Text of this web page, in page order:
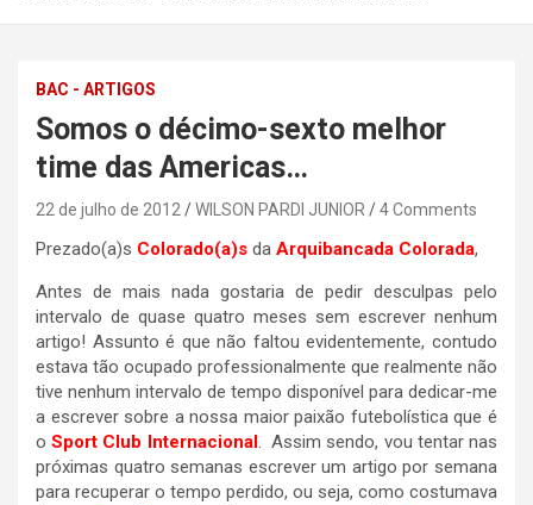
BAC - ARTIGOS
Somos o décimo-sexto melhor
time das Americas…
22 de julho de 2012 WILSON PARDI JUNIOR 4 Comments
Prezado(a)s Colorado(a)s da Arquibancada Colorada,
Antes de mais nada gostaria de pedir desculpas pelo
intervalo de quase quatro meses sem escrever nenhum
artigo! Assunto é que não faltou evidentemente, contudo
estava tão ocupado professionalmente que realmente não
tive nenhum intervalo de tempo disponível para dedicar-me
a escrever sobre a nossa maior paixão futebolística que é
oSport Club Internacional. Assim sendo, vou tentar nas
próximas quatro semanas escrever um artigo por semana
para recuperar o tempo perdido, ou seja, como costumava